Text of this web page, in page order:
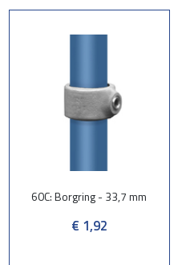
60C: Borgring - 33,7 mm
€ 1,92